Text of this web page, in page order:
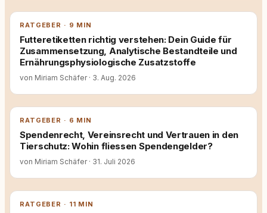
RATGEBER · 9 MIN
Futteretiketten richtig verstehen: Dein Guide für
Zusammensetzung, Analytische Bestandteile und
Ernährungsphysiologische Zusatzstoffe
von Miriam Schäfer · 3. Aug. 2026
RATGEBER · 6 MIN
Spendenrecht, Vereinsrecht und Vertrauen in den
Tierschutz: Wohin fliessen Spendengelder?
von Miriam Schäfer · 31. Juli 2026
RATGEBER · 11 MIN